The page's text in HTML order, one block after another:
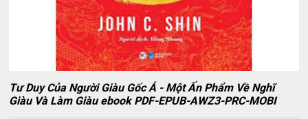
Tư Duy Của Người Giàu Gốc Á - Một Ấn Phẩm Về Nghĩ
Giàu Và Làm Giàu ebook PDF-EPUB-AWZ3-PRC-MOBI